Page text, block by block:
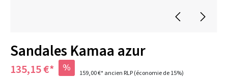
Sandales Kamaa azur
135,15 €* % 159,00 €*ancien RLP(économie de 15%)